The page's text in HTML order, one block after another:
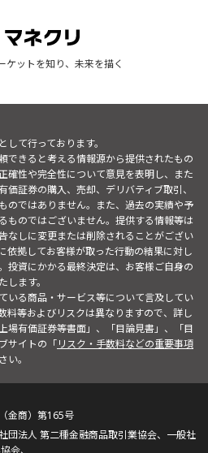
ケットを知り、未来を描く
て行っております。
できると考える情報源から提供されたもの
確性や完全性について意見を表明し、また
証券の購入、売却、デリバティブ取引、
のではありません。また、過去の実績や予
ものではございません。提供する情報等は
なしに変更または削除されることがござい
依拠してお客様が取った行動の結果に対し
投資にかかる最終決定は、お客様ご自身の
ます。
いる商品・サービス等について言及してい
料等およびリスクは異なりますので、詳し
場有価証券等書面」、「目論見書」、「目
サイトの「リスク・手数料などの重要事項
い。
金商）第165号
団法人 第二種金融商品取引業協会、一般社